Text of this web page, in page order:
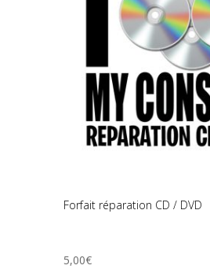
Forfait réparation CD / DVD
5,00€